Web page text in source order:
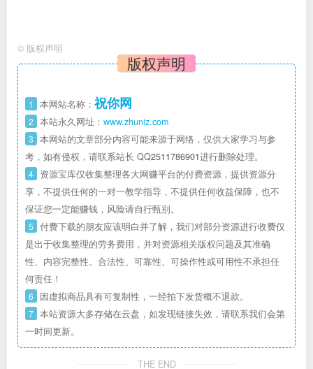
© 版权声明
版权声明
1 本网站名称： 祝你网
2 本站永久网址： www.zhuniz.com
3 本网站的文章部分内容可能来源于网络，仅供大家学习与参
考，如有侵权，请联系站长 QQ2511786901进行删除处理。
4 资源宝库仅收集整理各大网赚平台的付费资源，提供资源分
享，不提供任何的一对一教学指导，不提供任何收益保障，也不
保证您一定能赚钱，风险请自行甄别。
5 付费下载的朋友应该明白并了解，我们对部分资源进行收费仅
是出于收集整理的劳务费用，并对资源相关版权问题及其准确
性、内容完整性、合法性、可靠性、可操作性或可用性不承担任
何责任！
6 因虚拟商品具有可复制性，一经拍下发货概不退款。
7 本站资源大多存储在云盘，如发现链接失效，请联系我们会第
一时间更新。
THE END